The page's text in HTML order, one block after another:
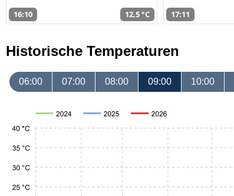
16:10 12,5 °C 17:11
Historische Temperaturen
06:00 07:00 08:00 09:00 10:00